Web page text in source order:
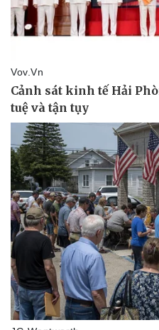
Thể thao
Bóng đá
Lịch thi đấu bóng đá
Thế giới thể thao
eSports
Hậu trường